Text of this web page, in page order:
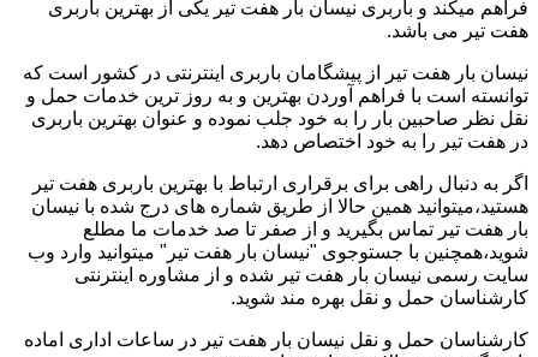
فراهم میکند و باربری نیسان بار هفت تیر یکی از بهترین باربری
هفت تیر می باشد.
نیسان بار هفت تیر از پیشگامان باربری اینترنتی در کشور است که
توانسته است با فراهم آوردن بهترین و به روز ترین خدمات حمل و
نقل نظر صاحبین بار را به خود جلب نموده و عنوان بهترین باربری
در هفت تیر را به خود اختصاص دهد.
اگر به دنبال راهی برای برقراری ارتباط با بهترین باربری هفت تیر
هستید،میتوانید همین حالا از طریق شماره های درج شده با نیسان
بار هفت تیر تماس بگیرید و از صفر تا صد خدمات ما مطلع
شوید،همچنین با جستوجوی "نیسان بار هفت تیر" میتوانید وارد وب
سایت رسمی نیسان بار هفت تیر شده و از مشاوره اینترنتی
کارشناسان حمل و نقل بهره مند شوید.
کارشناسان حمل و نقل نیسان بار هفت تیر در ساعات اداری اماده